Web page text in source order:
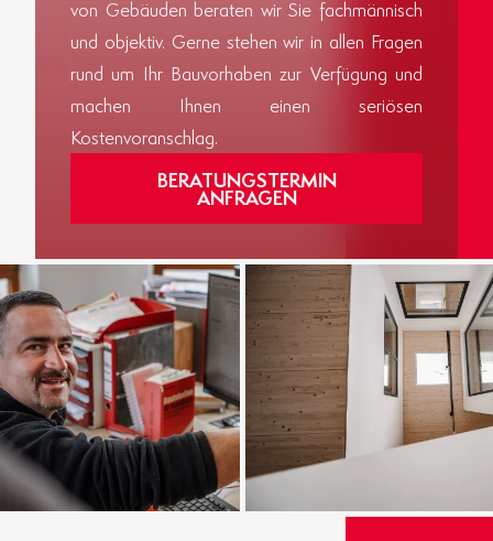
von Gebäuden beraten wir Sie fachmännisch
und objektiv. Gerne stehen wir in allen Fragen
rund um Ihr Bauvorhaben zur Verfügung und
machen Ihnen einen seriösen
Kostenvoranschlag.
BERATUNGSTERMIN
ANFRAGEN